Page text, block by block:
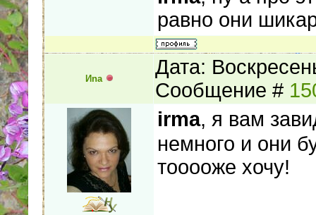
равно они
Иnа
Дата:
Сообщение #
irma, я вам
немного и они
тооооже хочу!